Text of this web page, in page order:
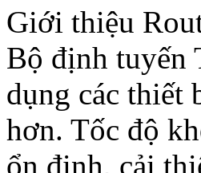
Giới thiệu
Bộ định tuyến
dụng các thiết
hơn. Tốc độ
ổn định, cải